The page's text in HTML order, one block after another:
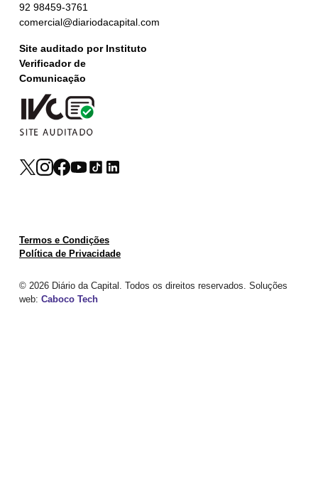
92 98459-3761
comercial@diariodacapital.com
Site auditado por Instituto
Verificador de
Comunicação
© 2026 Diário da Capital. Todos os direitos reservados. Soluções
web: Caboco Tech
Termos e Condições
Política de Privacidade